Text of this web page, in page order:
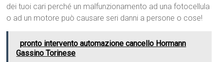
dei tuoi cari perché un malfunzionamento ad una fotocellula
o ad un motore può causare seri danni a persone o cose!
pronto intervento automazione cancello Hormann
Gassino Torinese